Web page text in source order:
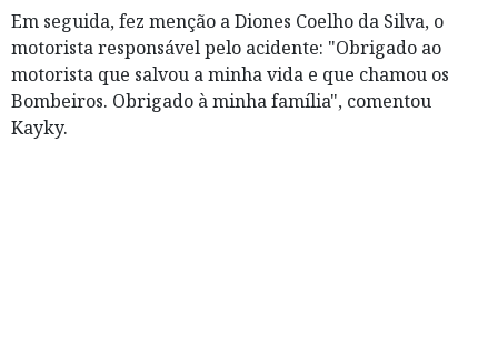
Em seguida, fez menção a Diones Coelho da Silva, o
motorista responsável pelo acidente: "Obrigado ao
motorista que salvou a minha vida e que chamou os
Bombeiros. Obrigado à minha família", comentou
Kayky.